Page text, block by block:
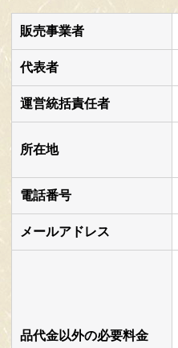
販売事業者
代表者
運営統括責任者
所在地
電話番号
メールアドレス
品代金以外の必要料金